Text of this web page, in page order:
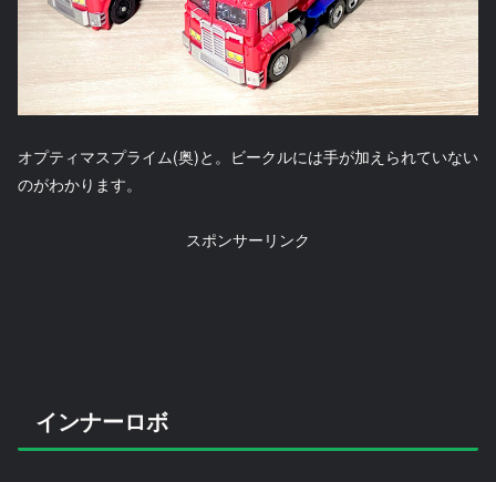
オプティマスプライム(奥)と。ビークルには手が加えられていない
のがわかります。
スポンサーリンク
インナーロボ